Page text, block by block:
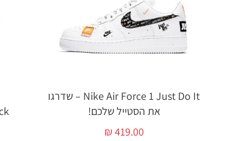
Nike Air Force 1 Just Do It – שדרגו
את הסטייל שלכם!
₪419.00